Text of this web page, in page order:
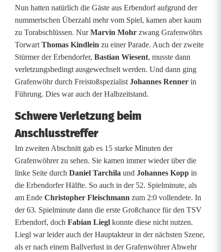
w
i
s
c
h
e
n
B
e
z
i
r
k
Nun hatten natürlich die Gäste aus Erbendorf aufgrund der
nummerischen Überzahl mehr vom Spiel, kamen aber kaum
zu Torabschlüssen. NurMarvin Mohr zwang Grafenwöhrs
Torwart Thomas Kindlein zu einer Parade. Auch der zweite
Stürmer der Erbendorfer, Bastian Wiesent, musste dann
verletzungsbedingt ausgewechselt werden. Und dann ging
Grafenwöhr durch Freistoßspezialist Johannes Renner in
Führung. Dies war auch der Halbzeitstand.
Schwere Verletzung beim
Anschlusstreffer
Im zweiten Abschnitt gab es 15 starke Minuten der
Grafenwöhrer zu sehen. Sie kamen immer wieder über die
linke Seite durch Daniel Tarchila und Johannes Kopp in
die Erbendorfer Hälfte. So auch in der 52. Spielminute, als
am Ende Christopher Fleischmann zum 2:0 vollendete. In
der 63. Spielminute dann die erste Großchance für den TSV
Erbendorf, doch Fabian Liegl konnte diese nicht nutzen.
Liegl war leider auch der Hauptakteur in der nächsten Szene,
als er nach einem Ballverlust in der Grafenwöhrer Abwehr